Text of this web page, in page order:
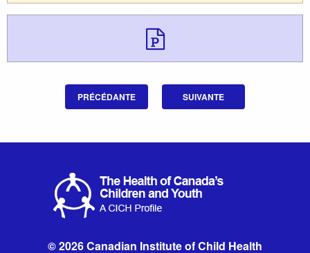
Télécharger
PRÉCÉDANTE SUIVANTE
© 2026 Canadian Institute of Child Health